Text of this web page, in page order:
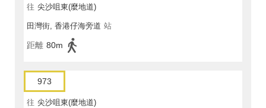
往 尖沙咀東(麼地道)
田灣街, 香港仔海旁道 站
距離 80m
973
往 尖沙咀東(麼地道)